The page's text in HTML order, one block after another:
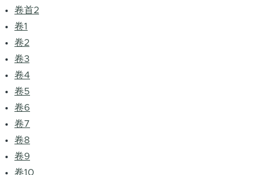
卷首2
卷1
卷2
卷3
卷4
卷5
卷6
卷7
卷8
卷9
卷10